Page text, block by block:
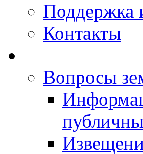
Поддержка
Контакты
Вопросы